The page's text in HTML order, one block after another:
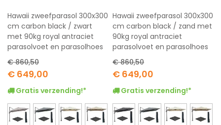
Hawaii zweefparasol 300x300
cm carbon black / zwart
met 90kg royal antraciet
parasolvoet en parasolhoes
Special
Price
€ 649,00
€ 860,50
Gratis verzending!*
Hawaii zweefparasol 300x300
cm carbon black / zand met
90kg royal antraciet
parasolvoet en parasolhoes
Special
Price
€ 649,00
€ 860,50
Gratis verzending!*